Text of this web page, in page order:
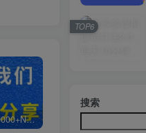
白菜价解锁20000+N个赚钱机会，加入知拾光会员，全站资源免费学习。
TOP6
搜索